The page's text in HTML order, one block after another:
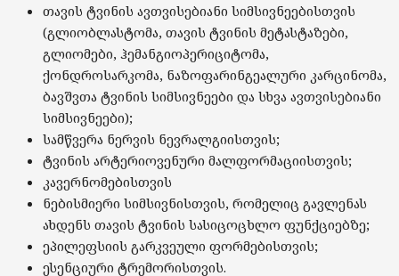
თავის ტვინის ავთვისებიანი სიმსივნეებისთვის
(გლიობლასტომა, თავის ტვინის მეტასტაზები,
გლიომები, ჰემანგიოპერიციტომა,
ქონდროსარკომა, ნაზოფარინგეალური კარცინომა,
ბავშვთა ტვინის სიმსივნეები და სხვა ავთვისებიანი
სიმსივნეები);
სამწვერა ნერვის ნევრალგიისთვის;
ტვინის არტერიოვენური მალფორმაციისთვის;
კავერნომებისთვის
ნებისმიერი სიმსივნისთვის, რომელიც გავლენას
ახდენს თავის ტვინის სასიცოცხლო ფუნქციებზე;
ეპილეფსიის გარკვეული ფორმებისთვის;
ესენციური ტრემორისთვის.